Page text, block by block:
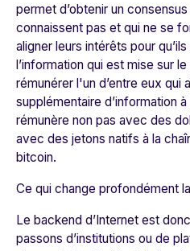
permet d’obtenir un
connaissent pas et qui ne se
aligner leurs intérêts pour
l’information qui est mise sur
rémunérer l'un d’entre eux qui
supplémentaire d’information
rémunère non pas avec des
avec des jetons natifs à la
bitcoin.
Ce qui change profondément
Le backend d’Internet est
passons d’institutions ou de